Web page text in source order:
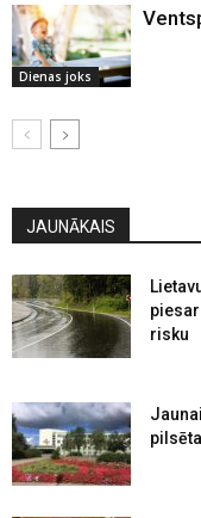
Dienas joks
JAUNĀKAIS
risku